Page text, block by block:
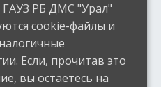
ГАУЗ РБ ДМС "Урал"
cookie-файлы и
Если, прочитав это
вы остаетесь на